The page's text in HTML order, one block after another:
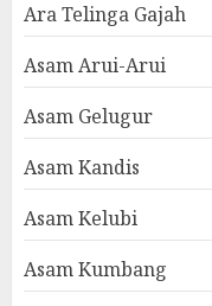
Ara Telinga Gajah
Asam Arui-Arui
Asam Gelugur
Asam Kandis
Asam Kelubi
Asam Kumbang